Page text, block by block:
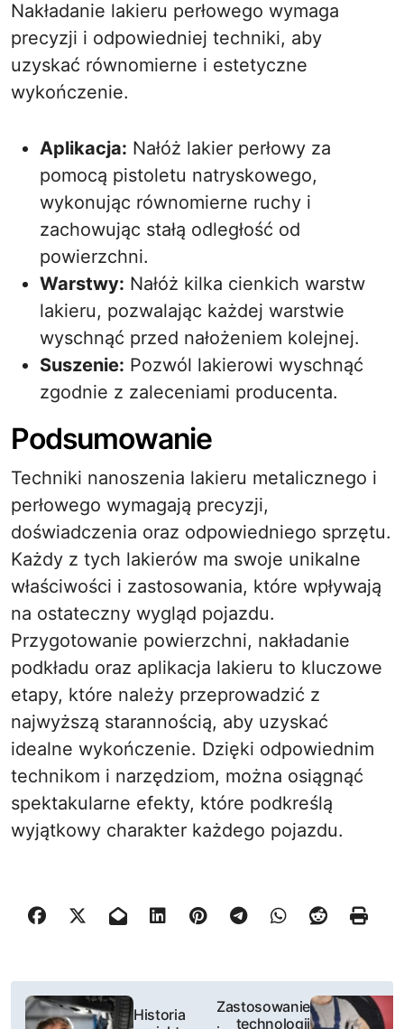
Nakładanie lakieru perłowego wymaga
precyzji i odpowiedniej techniki, aby
uzyskać równomierne i estetyczne
wykończenie.
Aplikacja: Nałóż lakier perłowy za
pomocą pistoletu natryskowego,
wykonując równomierne ruchy i
zachowując stałą odległość od
powierzchni.
Warstwy: Nałóż kilka cienkich warstw
lakieru, pozwalając każdej warstwie
wyschnąć przed nałożeniem kolejnej.
Suszenie: Pozwól lakierowi wyschnąć
zgodnie z zaleceniami producenta.
Podsumowanie
Techniki nanoszenia lakieru metalicznego i
perłowego wymagają precyzji,
doświadczenia oraz odpowiedniego sprzętu.
Każdy z tych lakierów ma swoje unikalne
właściwości i zastosowania, które wpływają
na ostateczny wygląd pojazdu.
Przygotowanie powierzchni, nakładanie
podkładu oraz aplikacja lakieru to kluczowe
etapy, które należy przeprowadzić z
najwyższą starannością, aby uzyskać
idealne wykończenie. Dzięki odpowiednim
technikom i narzędziom, można osiągnąć
spektakularne efekty, które podkreślą
wyjątkowy charakter każdego pojazdu.
N
Historia
Zastosowanie
technologii